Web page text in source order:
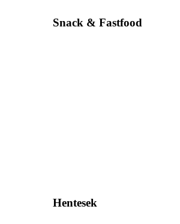
Snack & Fastfood
Hentesek